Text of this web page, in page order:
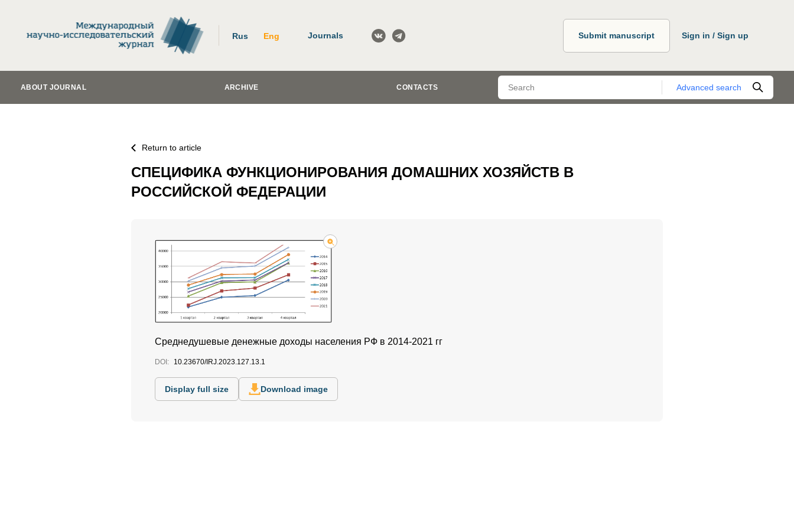
Rus Eng Journals Submit manuscript Sign in / Sign up
ABOUT JOURNAL ARCHIVE CONTACTS Advanced search
Return to article
СПЕЦИФИКА ФУНКЦИОНИРОВАНИЯ ДОМАШНИХ ХОЗЯЙСТВ В
РОССИЙСКОЙ ФЕДЕРАЦИИ
Среднедушевые денежные доходы населения РФ в 2014-2021 гг
DOI: 10.23670/IRJ.2023.127.13.1
Display full size Download image